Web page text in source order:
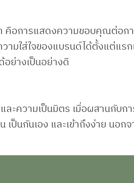
คือการแสดงความขอบคุณต่อก
ามใส่ใจของแบรนด์ได้ตั้งแต่แรก
ย่างเป็นอย่างดี
ะความเป็นมิตร เมื่อผสานกับก
ป็นกันเอง และเข้าถึงง่าย นอก